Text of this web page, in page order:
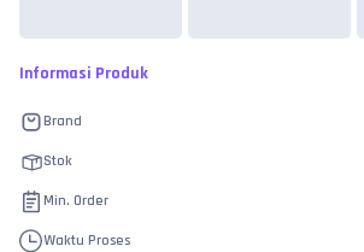
Informasi Produk
Brand
Stok
Min. Order
Waktu Proses